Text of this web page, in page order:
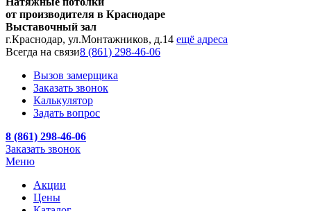
от производителя в Краснодаре
Выставочный зал
г.Краснодар, ул.Монтажников, д.14 ещё адреса
Всегда на связи8 (861) 298-46-06
Вызов замерщика
Заказать звонок
Калькулятор
Задать вопрос
8 (861) 298-46-06
Заказать звонок
Меню
Акции
Цены